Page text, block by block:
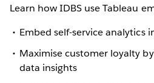
Learn how IDBS use Tableau
Embed self-service analytics
Maximise customer loyalty
data insights